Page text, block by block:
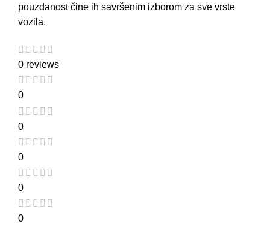
pouzdanost čine ih savršenim izborom za sve vrste
vozila.
0 reviews
0
0
0
0
0